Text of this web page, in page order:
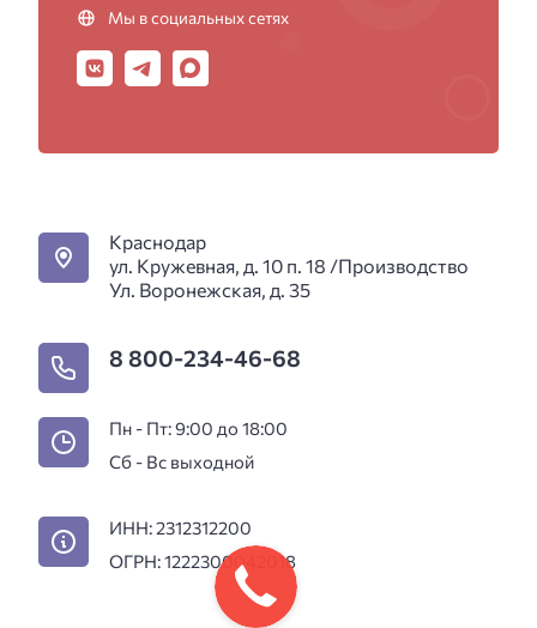
Мы в социальных сетях
Краснодар
ул. Кружевная, д. 10 п. 18 /Производство
Ул. Воронежская, д. 35
8 800-234-46-68
Пн - Пт: 9:00 до 18:00
Сб - Вс выходной
ИНН: 2312312200
ОГРН: 1222300042018